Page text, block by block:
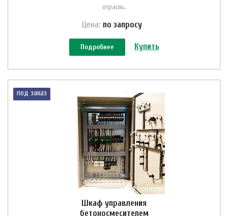
отрасль.
Цена: по запросу
Подробнее Купить
под заказ
Шкаф управления
бетоносмесителем